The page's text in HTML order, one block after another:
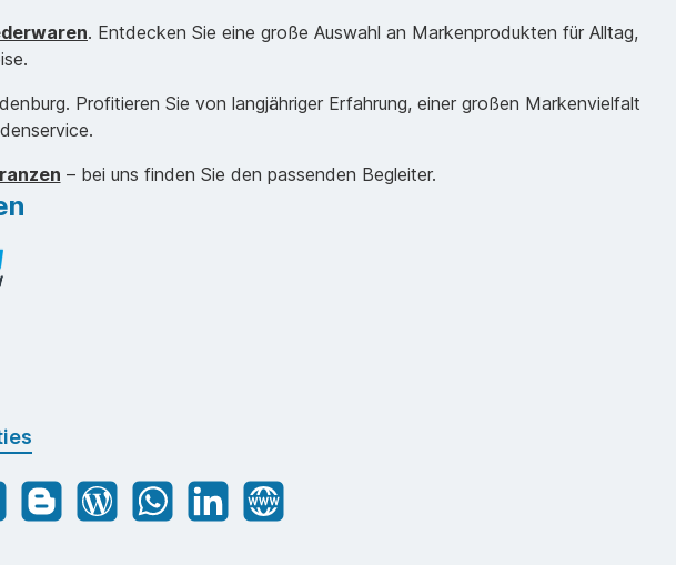
. Entdecken Sie eine große Auswahl an Markenprodukten für Alltag,
Profitieren Sie von langjähriger Erfahrung, einer großen Markenvielfalt
– bei uns finden Sie den passenden Begleiter.